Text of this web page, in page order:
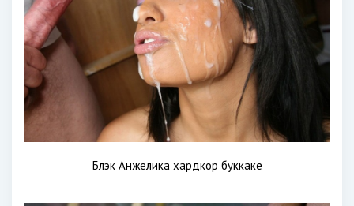
Блэк Анжелика хардкор буккаке